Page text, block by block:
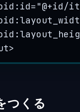
: id= "@+id/
:
:
>
くる